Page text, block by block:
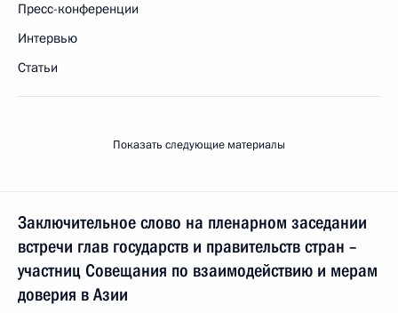
Пресс-конференции
Интервью
Статьи
Показать следующие материалы
Заключительное слово на пленарном заседании
встречи глав государств и правительств стран –
участниц Совещания по взаимодействию и мерам
доверия в Азии